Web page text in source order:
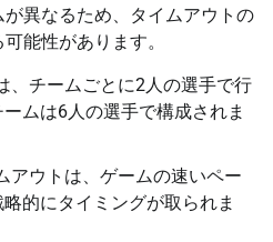
異なるため、タイムアウトの
能性があります。
、チームごとに2人の選手で行
ムは6人の選手で構成されま
アウトは、ゲームの速いペー
的にタイミングが取られま